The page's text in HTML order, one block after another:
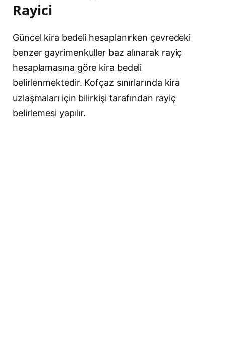
Rayici
Güncel kira bedeli hesaplanırken çevredeki
benzer gayrimenkuller baz alınarak rayiç
hesaplamasına göre kira bedeli
belirlenmektedir. Kofçaz sınırlarında kira
uzlaşmaları için bilirkişi tarafından rayiç
belirlemesi yapılır.